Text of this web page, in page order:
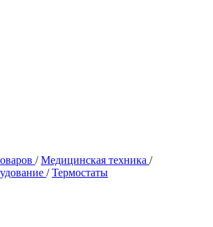
/ Медицинская техника /
/ Термостаты